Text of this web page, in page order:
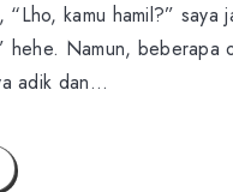
kamu hamil?” saya
hehe. Namun, beberapa
adik dan…